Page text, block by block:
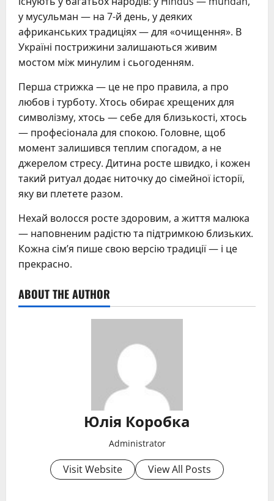
у мусульман — на 7-й день, у деяких
африканських традиціях — для «очищення». В
Україні пострижини залишаються живим
мостом між минулим і сьогоденням.
Перша стрижка — це не про правила, а про
любов і турботу. Хтось обирає хрещених для
символізму, хтось — себе для близькості, хтось
— професіонала для спокою. Головне, щоб
момент залишився теплим спогадом, а не
джерелом стресу. Дитина росте швидко, і кожен
такий ритуал додає ниточку до сімейної історії,
яку ви плетете разом.
Нехай волосся росте здоровим, а життя малюка
— наповненим радістю та підтримкою близьких.
Кожна сім’я пише свою версію традиції — і це
прекрасно.
ABOUT THE AUTHOR
Юлія Коробка
Administrator
Visit Website View All Posts